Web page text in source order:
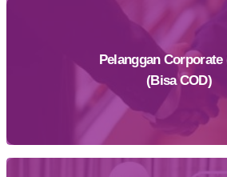
Pelanggan Corporate
(Bisa COD)